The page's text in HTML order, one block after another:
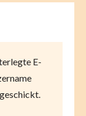
E-